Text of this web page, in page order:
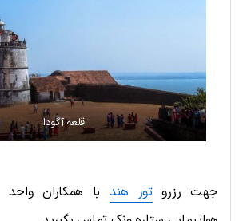
قلعه آگودا
جهت رزروتور هند با همکاران